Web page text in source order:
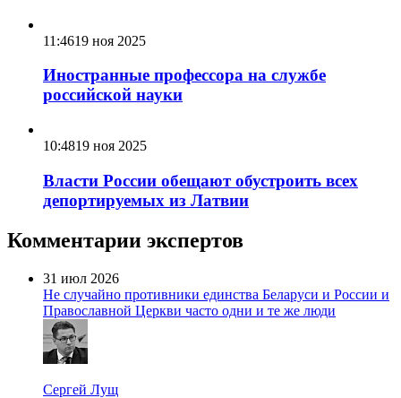
11:4619 ноя 2025
Иностранные профессора на службе
российской науки
10:4819 ноя 2025
Власти России обещают обустроить всех
депортируемых из Латвии
Комментарии экспертов
31 июл 2026
Не случайно противники единства Беларуси и России и
Православной Церкви часто одни и те же люди
Сергей Лущ